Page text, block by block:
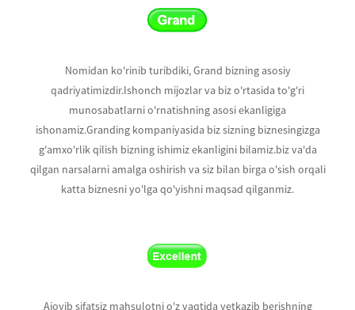
Nomidan ko'rinib turibdiki, Grand bizning asosiy
qadriyatimizdir.Ishonch mijozlar va biz o'rtasida to'g'ri
munosabatlarni o'rnatishning asosi ekanligiga
ishonamiz.Granding kompaniyasida biz sizning biznesingizga
g'amxo'rlik qilish bizning ishimiz ekanligini bilamiz.biz va'da
qilgan narsalarni amalga oshirish va siz bilan birga o'sish orqali
katta biznesni yo'lga qo'yishni maqsad qilganmiz.
Ajoyib sifatsiz mahsulotni o'z vaqtida yetkazib berishning